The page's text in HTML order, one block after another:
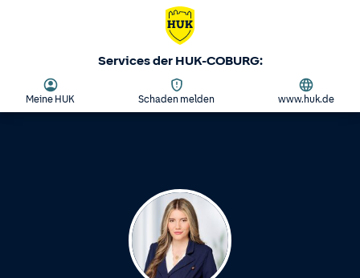
Services der HUK-COBURG:
Meine HUK Schaden melden www.huk.de